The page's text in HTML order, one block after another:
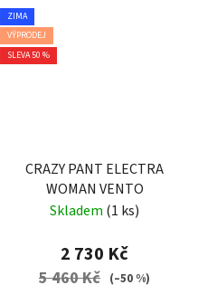
ZIMA
VÝPRODEJ
SLEVA 50 %
CRAZY PANT ELECTRA
WOMAN VENTO
Skladem (1 ks)
2 730 Kč
5 460 Kč (–50 %)